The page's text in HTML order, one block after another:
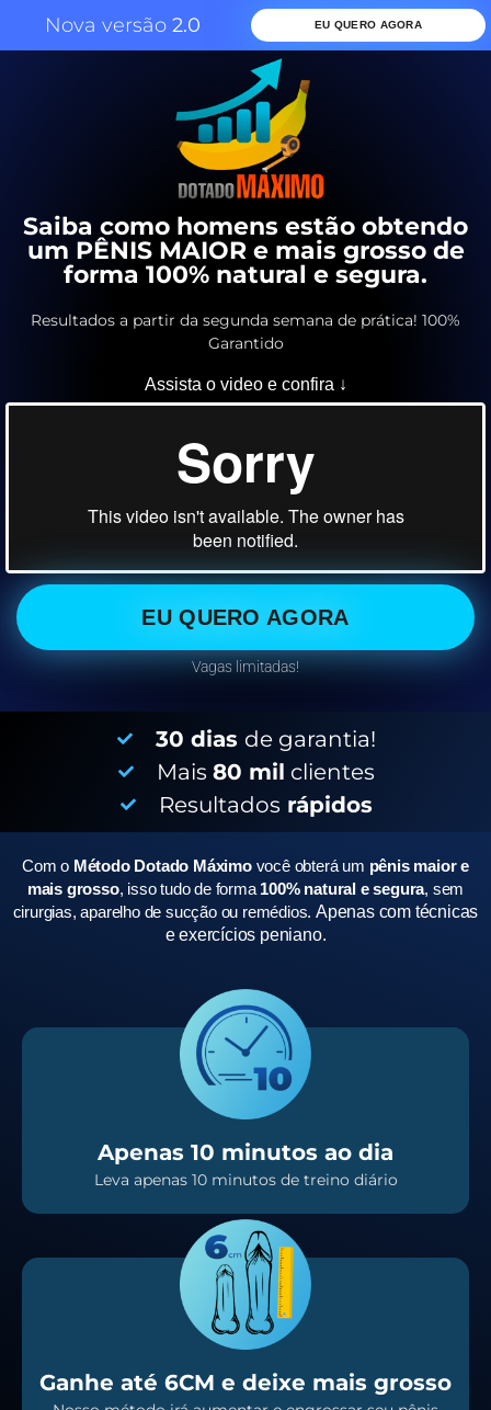
Nova versão 2.0 EU QUERO AGORA
Saiba como homens estão obtendo
um PÊNIS MAIOR e mais grosso de
forma 100% natural e segura.
Resultados a partir da segunda semana de prática! 100%
Garantido
Assista o video e confira ↓
EU QUERO AGORA
Vagas limitadas!
30 dias de garantia!
Mais 80 mil clientes
Resultados rápidos
Com o Método Dotado Máximo você obterá um pênis maior e
mais grosso, isso tudo de forma 100% natural e segura, sem
cirurgias, aparelho de sucção ou remédios.Apenas com técnicas
e exercícios peniano.
Apenas 10 minutos ao dia
Leva apenas 10 minutos de treino diário
Ganhe até 6CM e deixe mais grosso